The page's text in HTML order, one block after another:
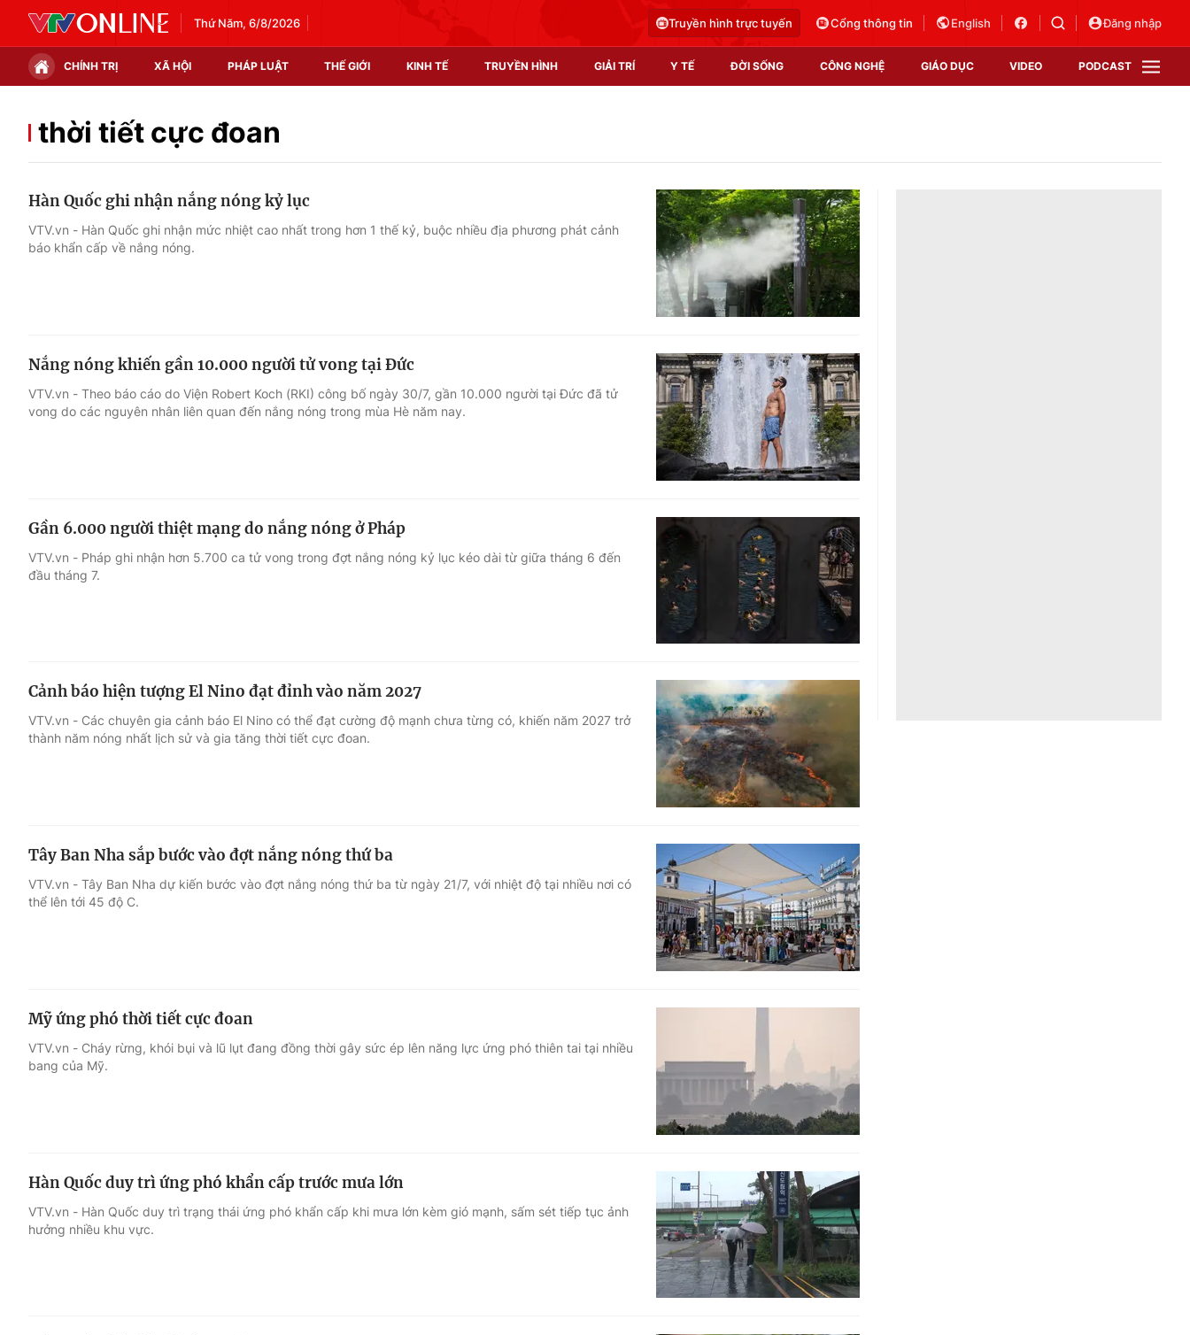
Thứ Năm, 6/8/2026 Truyền hình trực tuyến Cổng thông tin English Đăng nhập
CHÍNH TRỊ XÃ HỘI PHÁP LUẬT THẾ GIỚI KINH TẾ TRUYỀN HÌNH GIẢI TRÍ Y TẾ ĐỜI SỐNG CÔNG NGHỆ GIÁO DỤC VIDEO PODCAST
Chính trị
Thế giới đó đây
Video
Shorts video
Podcast
EMagazine
Photo
Infographic
Góc ảnh
Điện ảnh
Âm nhạc
Sao
Du lịch
Làm đẹp
Học trực tuyến
Công nghệ
Hitech Công nghệ tương lai
Sản phẩm
Thị trường
Tư vấn
VTV Sức khoẻ
thời tiết cực đoan
Hàn Quốc ghi nhận nắng nóng kỷ lục
VTV.vn - Hàn Quốc ghi nhận mức nhiệt cao nhất trong hơn 1 thế kỷ, buộc nhiều địa phương phát cảnh
báo khẩn cấp về nắng nóng.
Nắng nóng khiến gần 10.000 người tử vong tại Đức
VTV.vn - Theo báo cáo do Viện Robert Koch (RKI) công bố ngày 30/7, gần 10.000 người tại Đức đã tử
vong do các nguyên nhân liên quan đến nắng nóng trong mùa Hè năm nay.
Gần 6.000 người thiệt mạng do nắng nóng ở Pháp
VTV.vn - Pháp ghi nhận hơn 5.700 ca tử vong trong đợt nắng nóng kỷ lục kéo dài từ giữa tháng 6 đến
đầu tháng 7.
Cảnh báo hiện tượng El Nino đạt đỉnh vào năm 2027
VTV.vn - Các chuyên gia cảnh báo El Nino có thể đạt cường độ mạnh chưa từng có, khiến năm 2027 trở
thành năm nóng nhất lịch sử và gia tăng thời tiết cực đoan.
Tây Ban Nha sắp bước vào đợt nắng nóng thứ ba
VTV.vn - Tây Ban Nha dự kiến bước vào đợt nắng nóng thứ ba từ ngày 21/7, với nhiệt độ tại nhiều nơi có
thể lên tới 45 độ C.
Mỹ ứng phó thời tiết cực đoan
VTV.vn - Cháy rừng, khói bụi và lũ lụt đang đồng thời gây sức ép lên năng lực ứng phó thiên tai tại nhiều
bang của Mỹ.
Hàn Quốc duy trì ứng phó khẩn cấp trước mưa lớn
VTV.vn - Hàn Quốc duy trì trạng thái ứng phó khẩn cấp khi mưa lớn kèm gió mạnh, sấm sét tiếp tục ảnh
hưởng nhiều khu vực.